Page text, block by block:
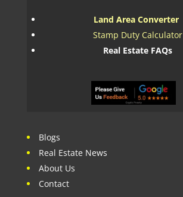
Land Area Converter
Stamp Duty Calculator
Real Estate FAQs
Blogs
Real Estate News
About Us
Contact